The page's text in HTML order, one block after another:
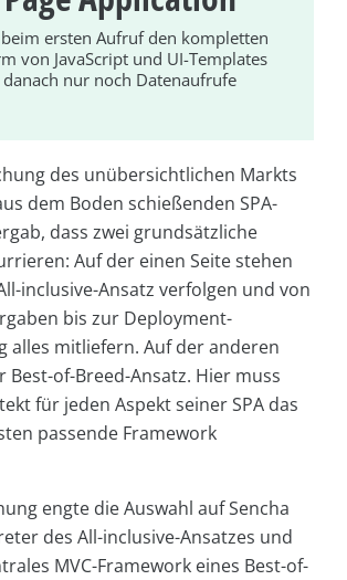
beim ersten Aufruf den kompletten
von JavaScript und UI-Templates
nur noch Datenaufrufe
des unübersichtlichen Markts
dem Boden schießenden SPA-
dass zwei grundsätzliche
Auf der einen Seite stehen
inclusive-Ansatz verfolgen und von
bis zur Deployment-
alles mitliefern. Auf der anderen
Best-of-Breed-Ansatz. Hier muss
für jeden Aspekt seiner SPA das
passende Framework
engte die Auswahl auf Sencha
des All-inclusive-Ansatzes und
MVC-Framework eines Best-of-